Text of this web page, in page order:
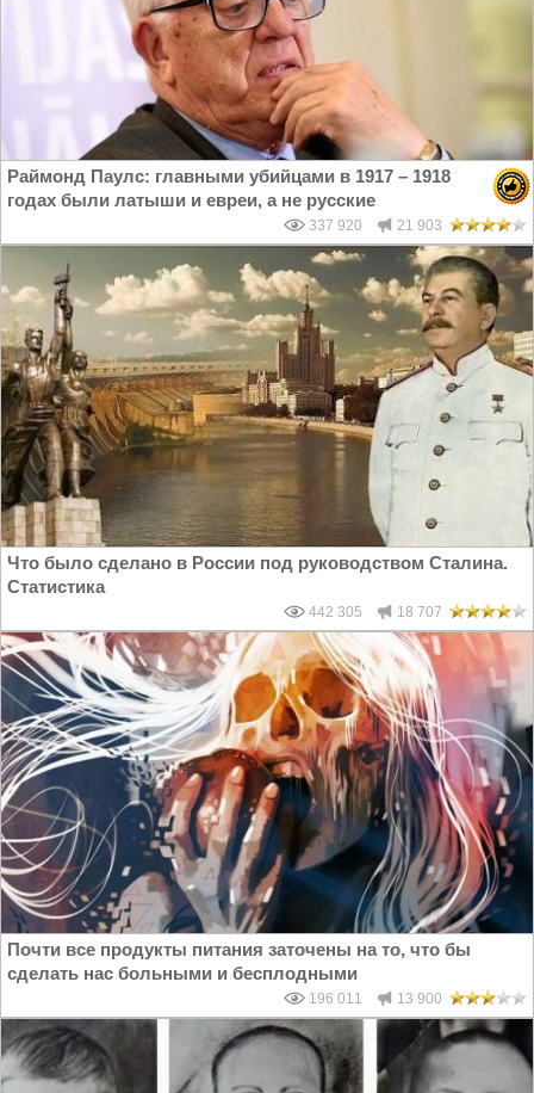
Раймонд Паулс: главными убийцами в 1917 – 1918
годах были латыши и евреи, а не русские
337 920 21 903
Что было сделано в России под руководством Сталина.
Статистика
442 305 18 707
Почти все продукты питания заточены на то, что бы
сделать нас больными и бесплодными
196 011 13 900